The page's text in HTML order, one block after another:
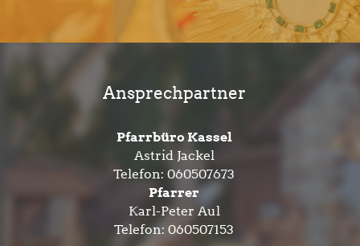
Ansprechpartner
Pfarrbüro Kassel
Astrid Jackel
Telefon: 060507673
Pfarrer
Karl-Peter Aul
Telefon: 060507153